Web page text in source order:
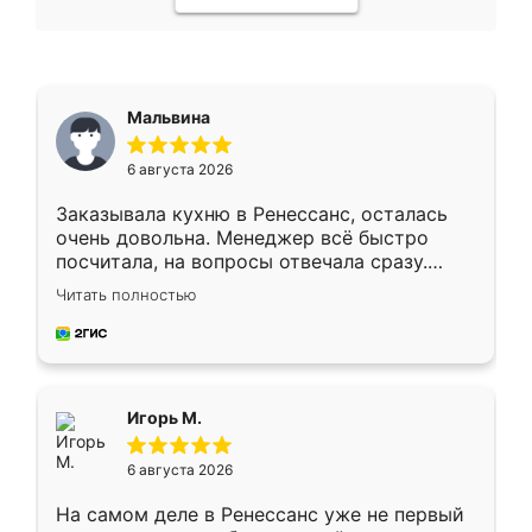
Мальвина
6 августа 2026
Заказывала кухню в Ренессанс, осталась
очень довольна. Менеджер всё быстро
посчитала, на вопросы отвечала сразу.
Замерщик приехал в субботу, подошёл к
делу со всей ответственностью. Собрали
за день, ребята работали аккуратно, даже
Читать полностью
Игорь М.
6 августа 2026
На самом деле в Ренессанс уже не первый